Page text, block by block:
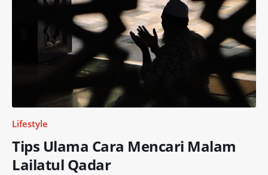
Lifestyle
Tips Ulama Cara Mencari Malam
Lailatul Qadar